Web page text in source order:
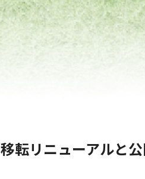
移転リニューアルと